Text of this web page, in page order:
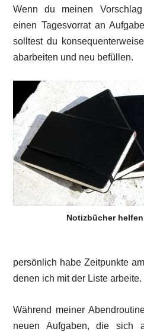
Wenn du meinen
einen Tagesvorrat an
solltest du
abarbeiten und neu befüllen.
Notizbücher helfen
persönlich habe Zeitpunkte
denen ich mit der Liste arbeite.
Während meiner
neuen Aufgaben, die sich